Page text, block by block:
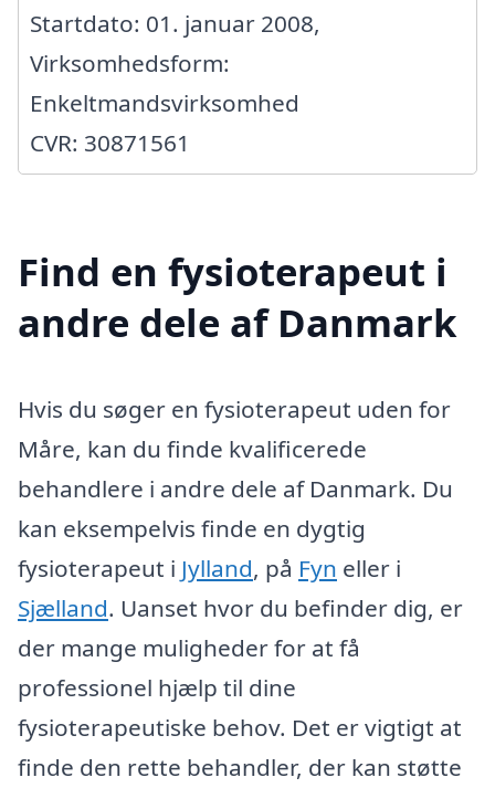
Startdato: 01. januar 2008,
Virksomhedsform:
Enkeltmandsvirksomhed
CVR: 30871561
Find en fysioterapeut i
andre dele af Danmark
Hvis du søger en fysioterapeut uden for
Måre, kan du finde kvalificerede
behandlere i andre dele af Danmark. Du
kan eksempelvis finde en dygtig
fysioterapeut i Jylland, på Fyn eller i
Sjælland. Uanset hvor du befinder dig, er
der mange muligheder for at få
professionel hjælp til dine
fysioterapeutiske behov. Det er vigtigt at
finde den rette behandler, der kan støtte